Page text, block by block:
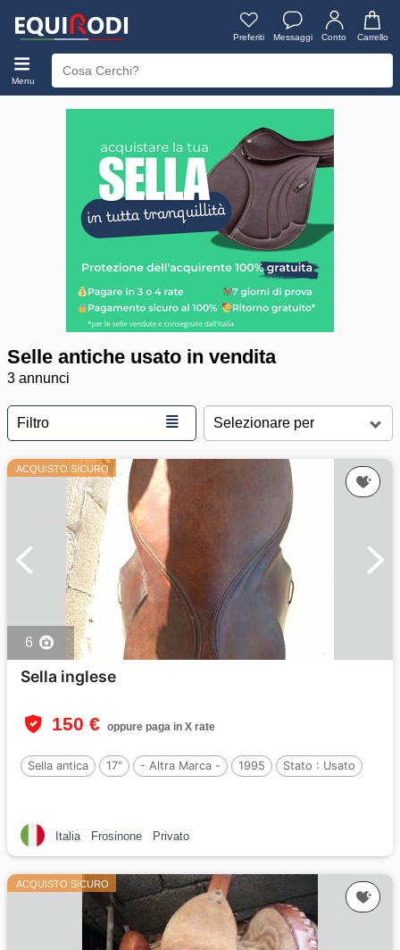
Preferiti Messaggi Conto Carrello
Menu
Selle antiche usato in vendita
3 annunci
Filtro ≣
ACQUISTO SICURO
6
Sella inglese
150 € oppure paga in X rate
Sella antica 17" - Altra Marca - 1995 Stato : Usato
Italia Frosinone Privato
ACQUISTO SICURO